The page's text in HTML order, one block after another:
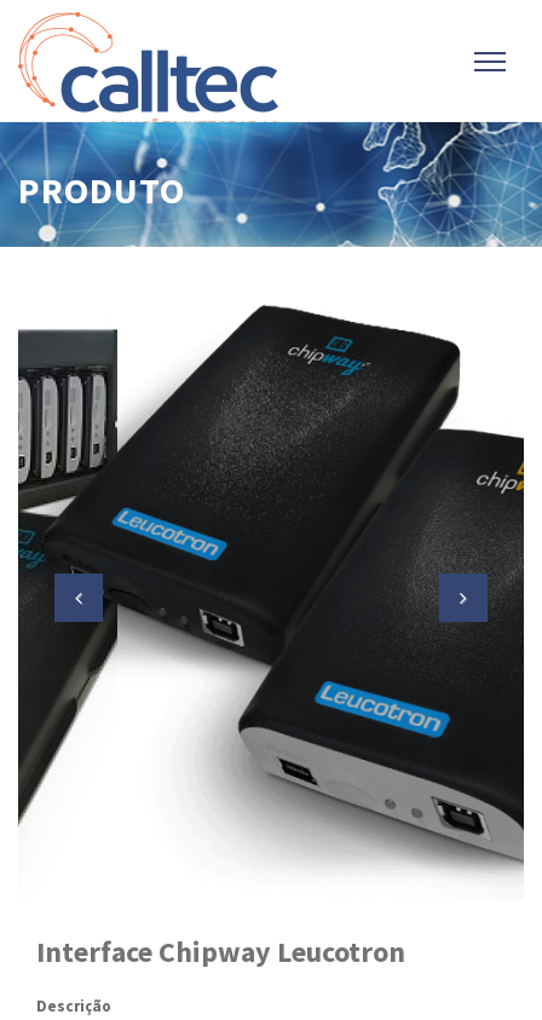
PRODUTO
Interface Chipway Leucotron
Descrição